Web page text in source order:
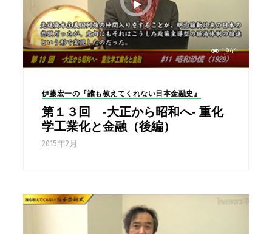
1,944
伊藤宏一の『誰も教えてくれない日本金融史』
第１３回 -大正から昭和へ- 重化
学工業化と金融（後編）
2015年2月